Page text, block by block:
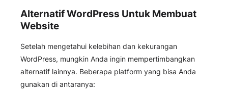
Alternatif WordPress Untuk Membuat
Website
Setelah mengetahui kelebihan dan kekurangan
WordPress, mungkin Anda ingin mempertimbangkan
alternatif lainnya. Beberapa platform yang bisa Anda
gunakan di antaranya: